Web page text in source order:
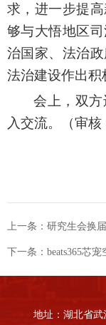
求，进一步提
够与大悟地区
治国家、法治
法治建设作出积
会上，双
入交流。（审核
上一条： 研究生会换
下一条： beats365芯
地址：湖北省